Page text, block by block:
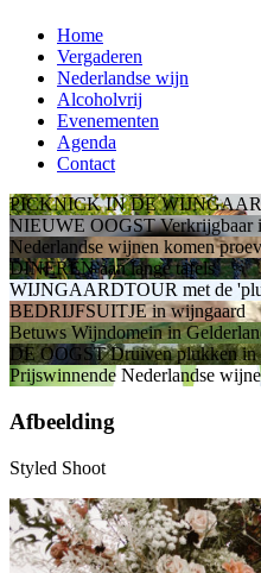
Home
Vergaderen
Nederlandse wijn
Alcoholvrij
Evenementen
Agenda
Contact
PICKNICK IN DE
NIEUWE OOGST Verkrijgbaar
Nederlandse wijnen komen
DINEREN aan lange tafels
WIJNGAARDTOUR met de
BEDRIJFSUITJE in wijngaard
Betuws Wijndomein in
DE OOGST Druiven plukken in
Prijswinnende Nederlandse
Afbeelding
Styled Shoot